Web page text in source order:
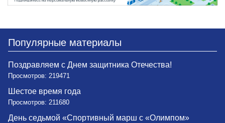
Популярные материалы
Поздравляем с Днем защитника Отечества!
Просмотров: 219471
Шестое время года
Просмотров: 211680
День седьмой «Спортивный марш с «Олимпом»